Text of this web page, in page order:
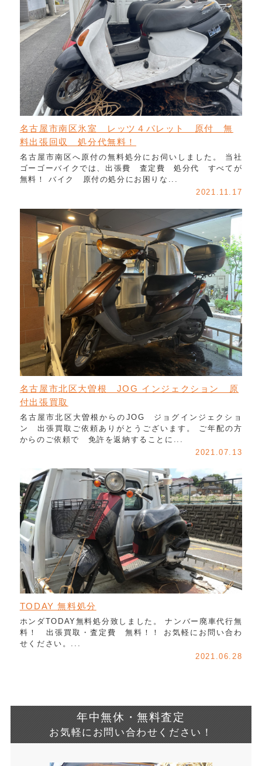
名古屋市南区氷室 レッツ４パレット 原付 無
料出張回収 処分代無料！
名古屋市南区へ原付の無料処分にお伺いしました。 当社
ゴーゴーバイクでは、出張費 査定費 処分代 すべてが
無料！ バイク 原付の処分にお困りな...
2021.11.17
名古屋市北区大曽根 JOG インジェクション 原
付出張買取
名古屋市北区大曽根からのJOG ジョグインジェクショ
ン 出張買取ご依頼ありがとうございます。 ご年配の方
からのご依頼で 免許を返納することに...
2021.07.13
TODAY 無料処分
ホンダTODAY無料処分致しました。 ナンバー廃車代行無
料！ 出張買取・査定費 無料！！ お気軽にお問い合わ
せください。...
2021.06.28
年中無休・無料査定
お気軽にお問い合わせください！